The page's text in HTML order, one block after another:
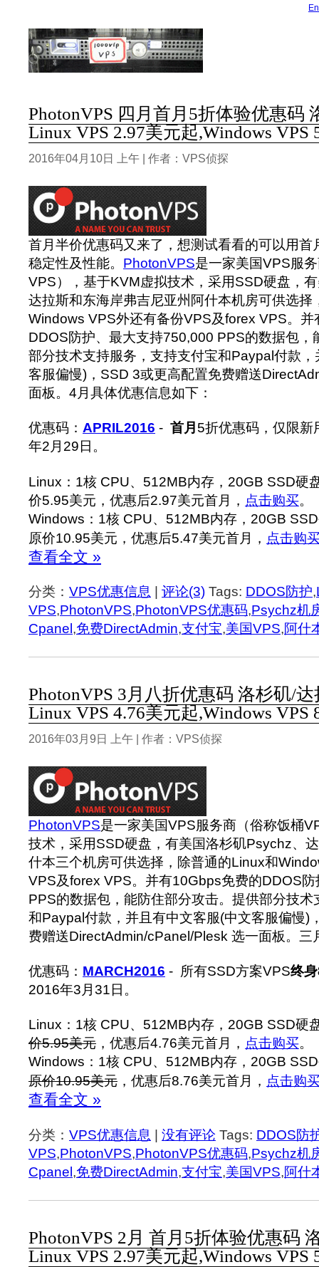
PhotonVPS 四月首月5折体验优惠码
Linux VPS 2.97美元起,Windows VPS
2016年04月10日 上午 | 作者：VPS侦探
首月半价优惠码又来了，想测试看看的可以用首
稳定性及性能。 PhotonVPS是一家美国VPS服
VPS），基于KVM虚拟技术，采用SSD硬盘，
达拉斯和东海岸弗吉尼亚州阿什本机房可供选择
Windows VPS外还有备份VPS及forex VPS。
DDOS防护、最大支持750,000 PPS的数据包，
部分技术支持服务，支持支付宝和Paypal付款
客服偏慢)，SSD 3或更高配置免费赠送
面板。4月具体优惠信息如下：
优惠码： APRIL2016 - 首月 5折优惠码，仅限
年2月29日。
Linux：1核 CPU、512MB内存，20GB SSD硬
价5.95美元，优惠后2.97美元首月， 点击购买。
Windows：1核 CPU、512MB内存，20GB
原价10.95美元，优惠后5.47美元首月， 点击购
查看全文 »
分类： VPS优惠信息 评论(3) Tags: DDOS防护,
VPS,PhotonVPS,PhotonVPS优惠码,Psychz机
Cpanel ,免费DirectAdmin,支付宝,美国VPS,阿什
PhotonVPS 3月八折优惠码 洛杉矶/
Linux VPS 4.76美元起,Windows VPS
2016年03月9日 上午 | 作者：VPS侦探
PhotonVPS是一家美国VPS服务商（俗称饭桶
技术，采用SSD硬盘，有美国洛杉矶Psychz、
什本三个机房可供选择，除普通的Linux和
VPS及forex VPS。并有10Gbps免费的DDOS
PPS的数据包，能防住部分攻击。提供部分技术
和Paypal付款，并且有中文客服(中文客服偏慢)
费赠送DirectAdmin/cPanel/Plesk 选一面板。三
优惠码： MARCH2016 - 所有SSD方案VPS终
2016年3月31日。
Linux：1核 CPU、512MB内存，20GB SSD硬
价5.95美元 ，优惠后4.76美元首月， 点击购买。
Windows：1核 CPU、512MB内存，20GB
原价10.95美元 ，优惠后8.76美元首月， 点击购
查看全文 »
分类： VPS优惠信息 | 没有评论 Tags: DDOS防
VPS,PhotonVPS,PhotonVPS优惠码,Psychz机
Cpanel,免费DirectAdmin,支付宝,美国VPS,阿什
PhotonVPS 2月 首月5折体验优惠码
Linux VPS 2.97美元起,Windows VPS